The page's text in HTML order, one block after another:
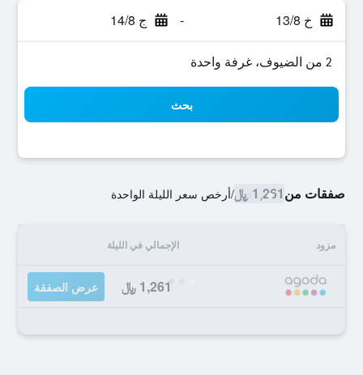
خ 13/8 - ج 14/8
2 من الضيوف، غرفة واحدة
بحث
صفقات من1,261 ﷼ /أرخص سعر الليلة الواحدة
مزود الإجمالي في الليلة
1,261 ﷼ عرض الصفقة